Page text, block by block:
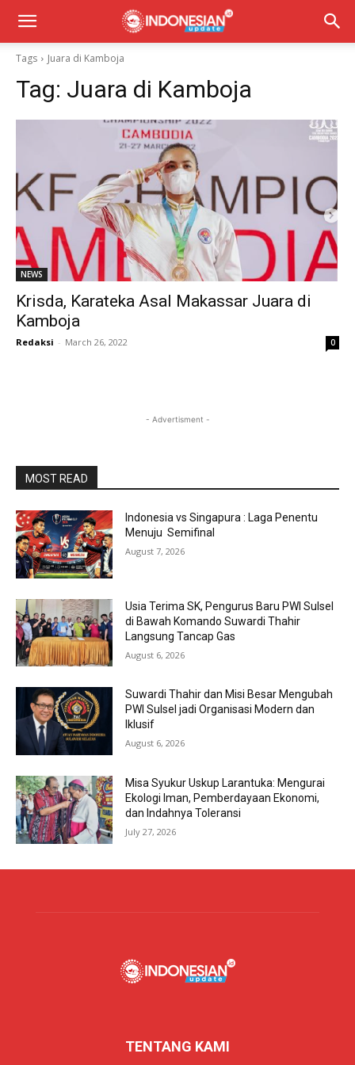
Tags Juara di Kamboja
Tag: Juara di Kamboja
NEWS
Krisda, Karateka Asal Makassar Juara di
Kamboja
Redaksi - March 26, 2022 0
- Advertisment -
MOST READ
Indonesia vs Singapura : Laga Penentu
Menuju Semifinal
August 7, 2026
Usia Terima SK, Pengurus Baru PWI Sulsel
di Bawah Komando Suwardi Thahir
Langsung Tancap Gas
August 6, 2026
Suwardi Thahir dan Misi Besar Mengubah
PWI Sulsel jadi Organisasi Modern dan
Iklusif
August 6, 2026
Misa Syukur Uskup Larantuka: Mengurai
Ekologi Iman, Pemberdayaan Ekonomi,
dan Indahnya Toleransi
July 27, 2026
TENTANG KAMI